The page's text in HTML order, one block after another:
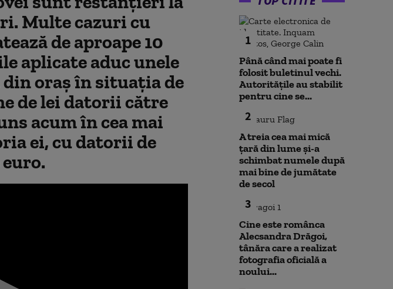
Multe cazuri cu
de aproape 10
aplicate aduc unele
oraş în situaţia de
de lei datorii către
acum în cea mai
ei, cu datorii de
1
Până când mai poate fi
folosit buletinul vechi.
Autoritățile au stabilit
pentru cine se...
2
A treia cea mai mică
țară din lume și-a
schimbat numele după
mai bine de jumătate
de secol
3
Cine este românca
Alecsandra Drăgoi,
tânăra care a realizat
fotografia oficială a
noului...